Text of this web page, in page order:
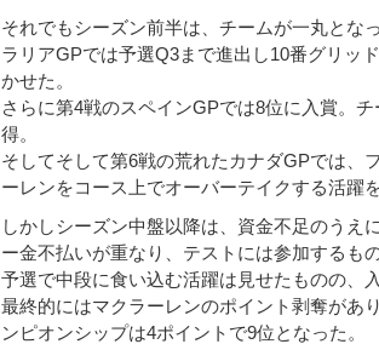
それでもシーズン前半は、チームが一丸とな
ラリアGPでは予選Q3まで進出し10番グリッ
かせた。
さらに第4戦のスペインGPでは8位に入賞。
得。
そしてそして第6戦の荒れたカナダGPでは、
ーレンをコース上でオーバーテイクする活躍
しかしシーズン中盤以降は、資金不足のうえ
ー金不払いが重なり、テストには参加するも
予選で中段に食い込む活躍は見せたものの、
最終的にはマクラーレンのポイント剥奪があ
ンピオンシップは4ポイントで9位となった。